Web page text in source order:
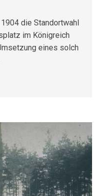
die Standortwahl
im Königreich
eines solch